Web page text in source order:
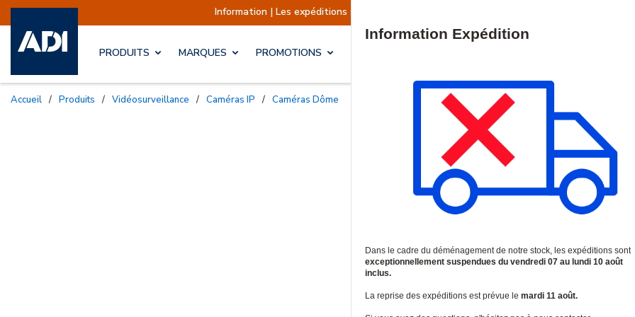
Information | Les expéditions sont actuellement suspendues Reprise prévue le
PRODUITS MARQUES PROMOTIONS
Accueil / Produits / Vidéosurveillance / Caméras IP / Caméras Dôme